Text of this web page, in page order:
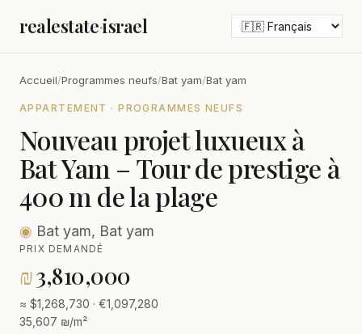
realestate·israel
Accueil/Programmes neufs/Bat yam/Bat yam
APPARTEMENT · PROGRAMMES NEUFS
Nouveau projet luxueux à
Bat Yam – Tour de prestige à
400 m de la plage
◉ Bat yam, Bat yam
PRIX DEMANDÉ
₪3,810,000
≈ $1,268,730 · €1,097,280
35,607 ₪/m²